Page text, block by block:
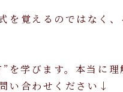
覚えるのではなく
を学びます。本当に
い合わせください↓